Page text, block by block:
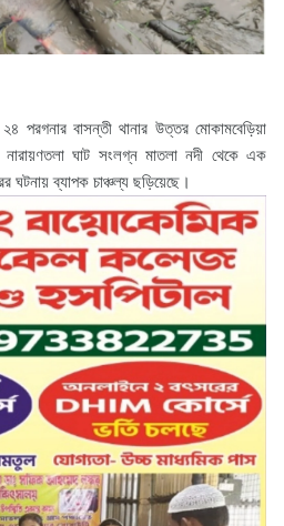
পরগনার বাসন্তী থানার উত্তর মোকামবেড়িয়া
নারায়ণতলা ঘাট সংলগ্ন মাতলা নদী থেকে এক
ঘটনায় ব্যাপক চাঞ্চল্য ছড়িয়েছে।